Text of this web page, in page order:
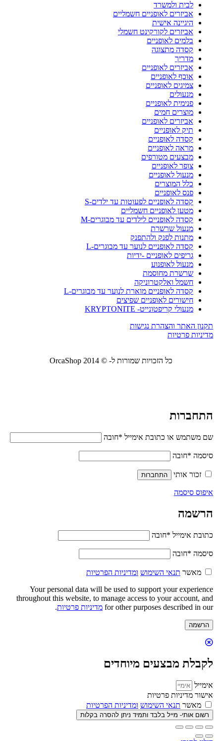
לבית ולמשרד
אביזרים לאופניים חשמליים
היגיינה אישית
אביזרים לקורקינט חשמלי
בלמים לאופניים
קסדה מתצוגה
מדריך
אביזרים לאופניים
אוכף לאופניים
צמיגים לאופניים
מנעולים
פנימית לאופניים
מוצרים חמים
אביזרים לאופניים
תיק לאופניים
קסדה לאופניים
מראה לאופניים
מבצעים מטורפים
צופר לאופניים
מנעול לאופניים
כלל המוצרים
פנס לאופניים
קסדה לאופניים לפעוטות עד ילדים-S
מטען לאופניים חשמליים
קסדה לאופניים לילדים עד מבוגרים-M
מנעול שרשרת
מתנות לפנק ולהתפנק
קסדה לאופניים לנוער עד מבוגרים-L
גריפים לאופניים -ידיות
מנעול לאופנוע
שרשרת מחוסמת
חשמל ואלקטרוניקה
קסדה לאופניים מוארת לנוער עד מבוגרים-L
חישורים לאופניים שפיצים
מנעולי קריפטונייט- KRYPTONITE
תקנון האתר והצהרת נגישות
מדיניות פרטיות
כל הזכויות שמורות ל- © 2014 OrcaShop
התחברות
שם משתמש או כתובת אימייל *חובה
סיסמה *חובה
זכור אותי התחברות
איפוס סיסמה
הרשמה
כתובת אימייל *חובה
סיסמה *חובה
מאשר תנאי השימוש ומדיניות הפרטיות
Your personal data will be used to support your experience
throughout this website, to manage access to your account, and
for other purposes described in our מדיניות פרטיות.
הרשמה
לקבלת מבצעים מיוחדים
אימייל
אישור מדיניות פרטיות
מאשר תנאי השימוש ומדיניות הפרטיות
רשום אותי- מייל בלבד ותמיד ניתן להסרה בקלות